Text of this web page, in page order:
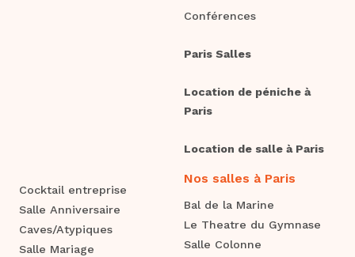
Conférences
Paris Salles
Location de péniche à
Paris
Location de salle à Paris
Cocktail entreprise
Salle Anniversaire
Caves/Atypiques
Salle Mariage
Nos salles à Paris
Bal de la Marine
Le Theatre du Gymnase
Salle Colonne